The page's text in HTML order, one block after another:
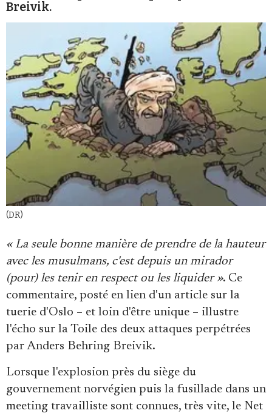
Faire un don
Demander à Vera
Se connecter
Breivik.
(DR)
« La seule bonne manière de prendre de la hauteur
avec les musulmans, c'est depuis un mirador
(pour) les tenir en respect ou les liquider ». Ce
commentaire, posté en lien d'un article sur la
tuerie d'Oslo – et loin d'être unique – illustre
l'écho sur la Toile des deux attaques perpétrées
par Anders Behring Breivik.
Lorsque l'explosion près du siège du
gouvernement norvégien puis la fusillade dans un
meeting travailliste sont connues, très vite, le Net